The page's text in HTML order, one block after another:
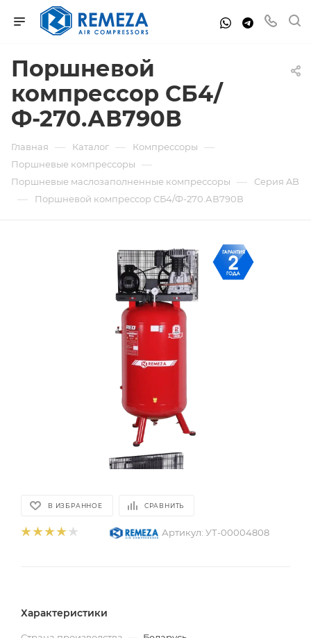
Поршневой
компрессор СБ4/
Ф-270.АВ790В
Главная — Каталог — Компрессоры —
Поршневые компрессоры —
Поршневые маслозаполненные компрессоры — Серия AB
— Поршневой компрессор СБ4/Ф-270.АВ790В
В ИЗБРАННОЕ СРАВНИТЬ
Артикул: УТ-00004808
Характеристики